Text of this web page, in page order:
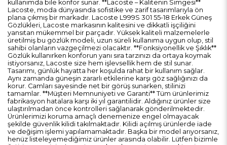
kullanımda bile konfor sunar. **Lacoste – Kalitenin Simgesi**
Lacoste, moda dünyasında sofistike ve zarif tasarımlarıyla ön
plana çıkmış bir markadır. Lacoste L999S 301 55-18 Erkek Güneş
Gözlükleri, Lacoste markasının kalitesini ve dikkatli işçiliğini
yansıtan mükemmel bir parçadır. Yüksek kaliteli malzemelerle
üretilmiş bu gözlük modeli, uzun süreli kullanıma uygun olup, stil
sahibi olanların vazgeçilmezi olacaktır. **Fonksiyonellik ve Şıklık**
Gözlük kullanırken konforun yanı sıra tarzınızı da ortaya koymak
istiyorsanız, Lacoste size hem işlevsellik hem de stil sunar.
Tasarımı, günlük hayatta her koşulda rahat bir kullanım sağlar.
Aynı zamanda güneşin zararlı etkilerine karşı göz sağlığınızı da
korur. Camları sayesinde net bir görüş sunarken, stilinizi
tamamlar. **Müşteri Memnuniyeti ve Garanti** Tüm ürünlerimiz
fabrikasyon hatalara karşı iki yıl garantilidir. Aldığınız ürünler size
ulaştırılmadan önce kontrolleri sağlanarak gönderilmektedir.
Ürünlerimizi koruma amaçlı denemenize engel olmayacak
şekilde güvenlik kilidi takılmaktadır. Kilidi açılmış ürünlerde iade
ve değişim işlemi yapılamamaktadır. Başka bir model arıyorsanız,
henüz listeleyemediğimiz ürünler arasında olabilir. Lütfen bizimle